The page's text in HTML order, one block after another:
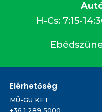
Elérhetőség
MÜ-GU KFT
H-Cs: 7:15-